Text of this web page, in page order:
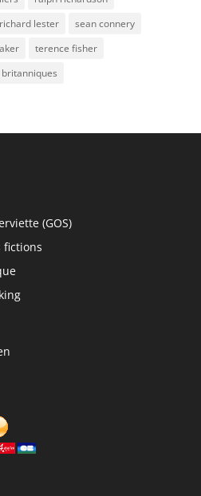
richard lester
sean connery
terence fisher
(GOS)
fictions